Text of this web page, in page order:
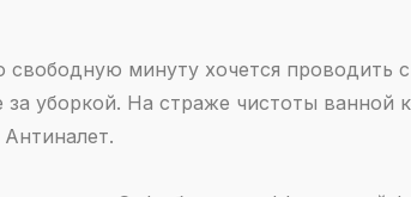
минуту хочется проводить
за уборкой. На страже чистоты